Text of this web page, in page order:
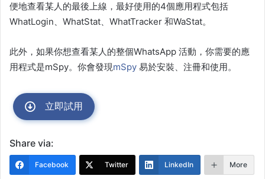
便地查看某人的最後上線，最好使用的4個應用程式包括
WhatLogin、WhatStat、WhatTracker 和WaStat。
此外，如果你想查看某人的整個WhatsApp 活動，你需要的應
用程式是mSpy。你會發現mSpy 易於安裝、注冊和使用。
立即試用
Share via:
Facebook Twitter LinkedIn More